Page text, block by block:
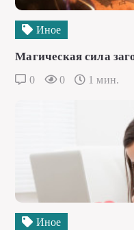
Иное
Магическая сила
0 0 1 мин.
Иное